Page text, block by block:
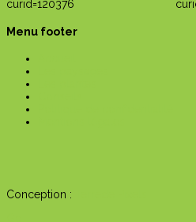
Menu footer
Conception :